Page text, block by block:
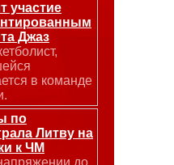
участие
Джаз
в команде
по
Литву на
к ЧМ
до